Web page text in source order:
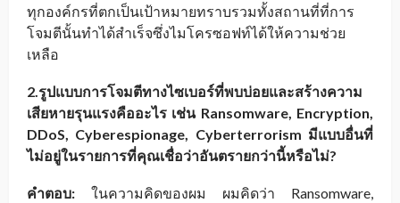
ทุกองค์กรที่ตกเป็นเป้าหมายทราบรวมทั้งสถานที่ที่การ
โจมตีนั้นทำได้สำเร็จซึ่งไมโครซอฟท์ได้ให้ความช่วย
เหลือ
2.รูปแบบการโจมตีทางไซเบอร์ที่พบบ่อยและสร้างความ
เสียหายรุนแรงคืออะไร เช่น Ransomware, Encryption,
DDoS, Cyberespionage, Cyberterrorism มีแบบอื่นที่
ไม่อยู่ในรายการที่คุณเชื่อว่าอันตรายกว่านี้หรือไม่?
คำตอบ: ในความคิดของผม ผมคิดว่า Ransomware,